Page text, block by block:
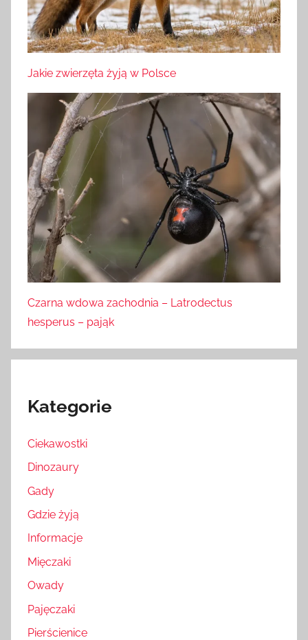
Jakie zwierzęta żyją w Polsce
Czarna wdowa zachodnia – Latrodectus
hesperus – pająk
Kategorie
Ciekawostki
Dinozaury
Gady
Gdzie żyją
Informacje
Mięczaki
Owady
Pajęczaki
Pierścienice